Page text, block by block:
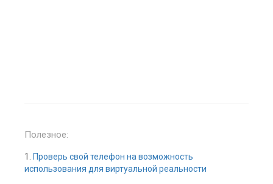
Полезное:
1.
Проверь свой телефон на возможность
использования для виртуальной реальности